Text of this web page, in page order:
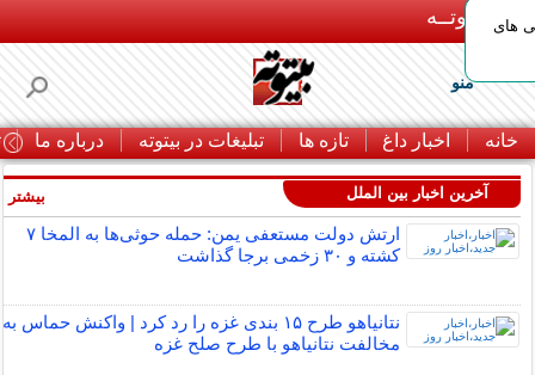
بـیتوتــه
منو
خانه اخبار داغ تازه ها تبلیغات در بیتوته درباره ما
های
آخرین اخبار بین الملل
ارتش دولت مستعفی یمن: حمله حوثی‌ها به المخا ۷
کشته و ۳۰ زخمی برجا گذاشت
نتانیاهو طرح ۱۵ بندی غزه را رد کرد | واکنش حماس به
مخالفت نتانیاهو با طرح صلح غزه
بیشتر